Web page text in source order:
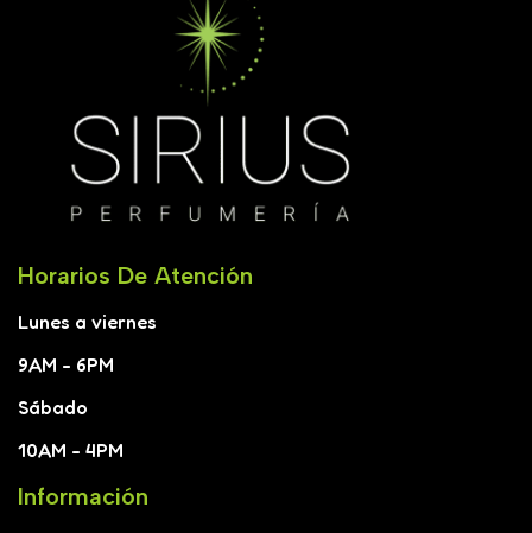
Horarios De Atención
Lunes a viernes
9AM - 6PM
Sábado
10AM - 4PM
Información